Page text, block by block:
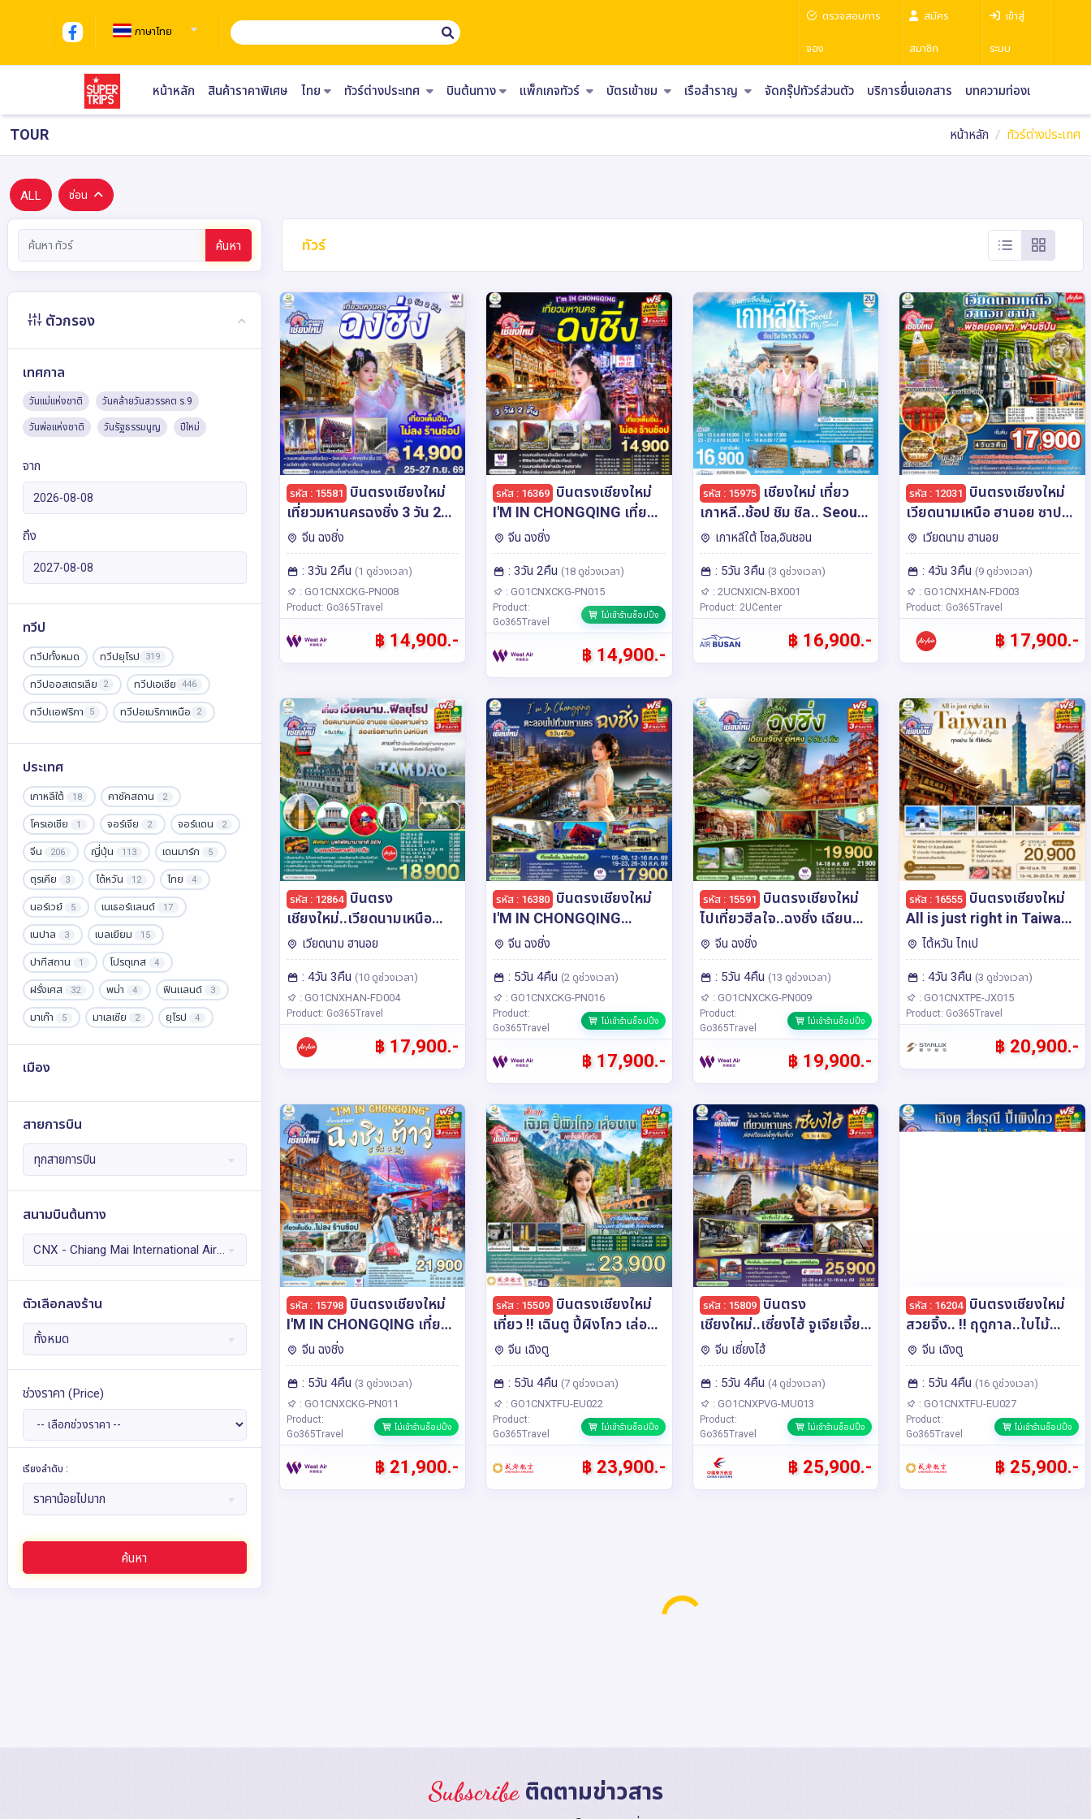
ภาษาไทย
ตรวจสอบการ
จอง
สมัคร
สมาชิก
เข้าสู่
ระบบ
หน้าหลัก สินค้าราคาพิเศษ ไทย ทัวร์ต่างประเทศ บินต้นทาง แพ็กเกจทัวร์ บัตรเข้าชม เรือสำราญ จัดกรุ๊ปทัวร์ส่วนตัว บริการยื่นเอกสาร บทความท่องเที่ยว
TOUR หน้าหลัก ทัวร์ต่างประเทศ
ALL ซ่อน
ค้นหา
ตัวกรอง
เทศกาล
วันแม่แห่งชาติ วันคล้ายวันสวรรคต ร.9
วันพ่อแห่งชาติ วันรัฐธรรมนูญ ปีใหม่
จาก
ถึง
ทวีป
ทวีปทั้งหมด ทวีปยุโรป 319
ทวีปออสเตรเลีย 2 ทวีปเอเชีย 446
ทวีปแอฟริกา 5 ทวีปอเมริกาเหนือ 2
ประเทศ
เกาหลีใต้ 18 คาซัคสถาน 2
โครเอเชีย 1 จอร์เจีย 2 จอร์แดน 2
จีน 206 ญี่ปุ่น 113 เดนมาร์ก 5
ตุรเคีย 3 ไต้หวัน 12 ไทย 4
นอร์เวย์ 5 เนเธอร์แลนด์ 17
เนปาล 3 เบลเยียม 15
ปากีสถาน 1 โปรตุเกส 4
ฝรั่งเศส 32 พม่า 4 ฟินแลนด์ 3
มาเก๊า 5 มาเลเซีย 2 ยุโรป 4
เยอรมนี 30 รัสเซีย 1
ลักเซมเบิร์ก
ลิกเตนสไตน์ 3 ลิทัวเนีย 2 เวลส์ 1
เวียดนาม 27
สแกนดิเนเวีย 7
สวิตเซอร์แลนด์ 53
อเมริกา 2 ออสเตรเลีย 2
อินเดีย 14 อียิปต์ 4 เอสโตเนีย 2
เมือง
สายการบิน
ทุกสายการบิน
สนามบินต้นทาง
CNX - Chiang Mai International Airport
ตัวเลือกลงร้าน
ทั้งหมด
ช่วงราคา (Price)
เรียงลำดับ :
ราคาน้อยไปมาก
ค้นหา
ทัวร์
รหัส : 15581 บินตรงเชียงใหม่
เที่ยวมหานครฉงชิ่ง 3 วัน 2
คืน โดยสายการบิน West Air
(PN)
จีน ฉงชิ่ง
: 3วัน 2คืน (1 ดูช่วงเวลา)
: GO1CNXCKG-PN008
Product: Go365Travel
฿ 14,900.-
รหัส : 16369 บินตรงเชียงใหม่
I'M IN CHONGQING เที่ยว
มหานคร..ฉงชิ่ง 3 วัน 2 คืน **
เที่ยวเต็มอิ่ม..ไม่ลงร้านช้อป**
โดยสายการบิน West Air
(PN)
จีน ฉงชิ่ง
: 3วัน 2คืน (18 ดูช่วงเวลา)
: GO1CNXCKG-PN015
Product:
Go365Travel
ไม่เข้าร้านช็อปปิ้ง
฿ 14,900.-
รหัส : 15975 เชียงใหม่ เที่ยว
เกาหลี..ช้อป ชิม ชิล.. Seoul
My Seoul 5 วัน 3 คืน โดย
สายการบิน แอร์ปูซาน (BX)
เกาหลีใต้ โซล,อินชอน
: 5วัน 3คืน (3 ดูช่วงเวลา)
: 2UCNXICN-BX001
Product: 2UCenter
฿ 16,900.-
รหัส : 12031
บินตรงเชียงใหม่
เวียดนามเหนือ ฮานอย ซาปา
..พิชิตยอดเขา..ฟานซีปัน 4
วัน 3 คืน โดยสายการบิน แอร์
เอเชีย (FD) ** พักโรงแรม
ระดับ 4 ดาว **
เวียดนาม ฮานอย
: 4วัน 3คืน (9 ดูช่วงเวลา)
: GO1CNXHAN-FD003
Product: Go365Travel
฿ 17,900.-
รหัส : 12864 บินตรง
เชียงใหม่..เวียดนามเหนือ
ฮานอย เมืองตามด๋าว นิงห์
บิงห์ 4 วัน 3 คืน ** เที่ยว
เวียดนาม..ฟีล
ยุโรป..ท่ามกลางสายหมอก**
โดยสายการบิน AIR ASIA
(FD)
เวียดนาม ฮานอย
: 4วัน 3คืน (10 ดูช่วงเวลา)
: GO1CNXHAN-FD004
Product: Go365Travel
฿ 17,900.-
รหัส : 16380 บินตรงเชียงใหม่
I'M IN CHONGQING
ตะลอนไปทั่ว..มหานครฉงชิง
5 วัน 4 คืน ** เที่ยวเต็ม
อิ่ม..ไม่ลงร้านช้อป** โดยสาย
การบิน West Air (PN)
จีน ฉงชิ่ง
: 5วัน 4คืน (2 ดูช่วงเวลา)
: GO1CNXCKG-PN016
Product:
Go365Travel
ไม่เข้าร้านช็อปปิ้ง
฿ 17,900.-
รหัส : 15591 บินตรงเชียงใหม่
ไปเที่ยวฮีลใจ..ฉงชิ่ง เฉียน
เจียง อู่หลง 5 วัน 4 คืน **
เที่ยวเต็มอิ่ม..ไม่ลงร้านช้อป**
โดยสายการบิน West Air
(PN)
จีน ฉงชิ่ง
: 5วัน 4คืน (13 ดูช่วงเวลา)
: GO1CNXCKG-PN009
Product:
Go365Travel
ไม่เข้าร้านช็อปปิ้ง
฿ 19,900.-
รหัส : 16555 บินตรงเชียงใหม่
All is just right in Taiwan
ทุกอย่าง ใช่ ที่ไต้หวัน 4 วัน 3
คืน โดยสายการบิน
STARLUK AIRLINES (JX)
ไต้หวัน ไทเป
: 4วัน 3คืน (3 ดูช่วงเวลา)
: GO1CNXTPE-JX015
Product: Go365Travel
฿ 20,900.-
รหัส : 15798 บินตรงเชียงใหม่
I'M IN CHONGQING เที่ยว
มหานครฉงชิง ต้าจู๋ 5 วัน 4
คืน ** เที่ยวเต็มอิ่ม..ไม่ลงร้าน
ช้อป** โดยสายการบิน West
Air (PN)
จีน ฉงชิ่ง
: 5วัน 4คืน (3 ดูช่วงเวลา)
: GO1CNXCKG-PN011
Product:
Go365Travel
ไม่เข้าร้านช็อปปิ้ง
฿ 21,900.-
รหัส : 15509 บินตรงเชียงใหม่
เที่ยว !! เฉินตู ปี้ผิงโกว เล่อ
ซาน ..เอาใจสะใภ้หวัง 5 วัน 4
คืน โดยสายการบิน
Chengdu Airlines (EU)
จีน เฉิงตู
: 5วัน 4คืน (7 ดูช่วงเวลา)
: GO1CNXTFU-EU022
Product:
Go365Travel
ไม่เข้าร้านช็อปปิ้ง
฿ 23,900.-
รหัส : 15809 บินตรง
เชียงใหม่..เซี่ยงไฮ้ จูเจียเจี้ยว
5 วัน 4 คืน **พักดี 4
ดาว..เที่ยวเต็มอิ่ม..ไม่ลงร้าน
ช้อป** โดยสายการบิน China
Eastern (MU)
จีน เซี่ยงไฮ้
: 5วัน 4คืน (4 ดูช่วงเวลา)
: GO1CNXPVG-MU013
Product:
Go365Travel
ไม่เข้าร้านช็อปปิ้ง
฿ 25,900.-
รหัส : 16204 บินตรงเชียงใหม่
สวยจิ้ง.. !! ฤดูกาล..ใบไม้
เปลี่ยนสี เฉิงตู สี่ดรุณี ปี้เผิง
โกว 5 วัน 4 คืน ** เที่ยวเต็ม
อิ่ม..ไม่ลงร้านช้อป** โดยสาย
การบิน Chengdu Airlines
(EU)
จีน เฉิงตู
: 5วัน 4คืน (16 ดูช่วงเวลา)
: GO1CNXTFU-EU027
Product:
Go365Travel
ไม่เข้าร้านช็อปปิ้ง
฿ 25,900.-
เที่ยวเต็มอิ่ม..ไม่ลงร้านช้อป**
: 6วัน 5คืน(12 ดูช่วงเวลา)